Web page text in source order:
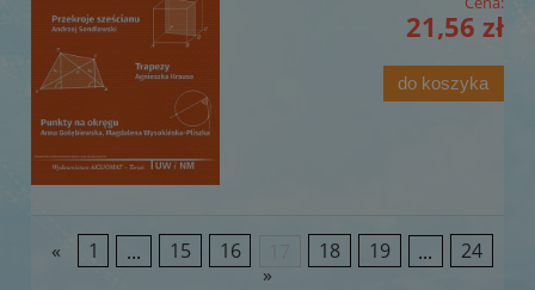
21,56 zł
do koszyka
« 1 ... 15 16 18 19 ...
24
»